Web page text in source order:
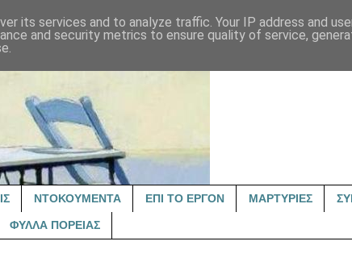
ΝΤΟΚΟΥΜΕΝΤΑ ΕΠΙ ΤΟ ΕΡΓΟΝ ΜΑΡΤΥΡΙΕΣ
ΦΥΛΛΑ ΠΟΡΕΙΑΣ
its services and to analyze traffic. Your IP address and
and security metrics to ensure quality of service,